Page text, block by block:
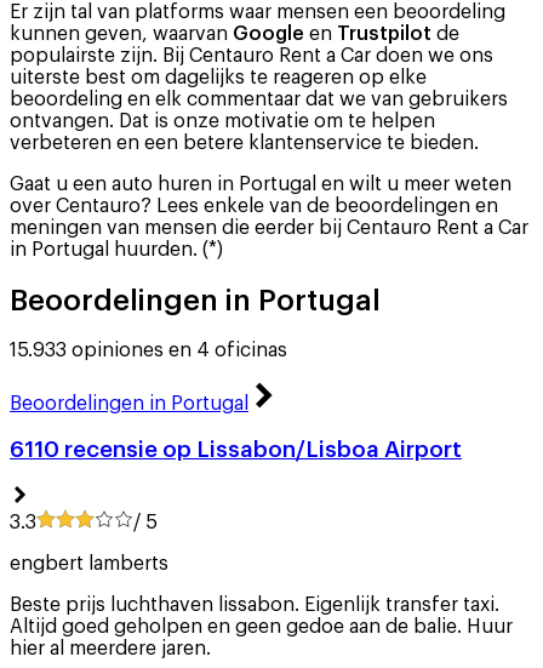
Er zijn tal van platforms waar mensen een beoordeling
kunnen geven, waarvan Google en Trustpilot de
populairste zijn. Bij Centauro Rent a Car doen we ons
uiterste best om dagelijks te reageren op elke
beoordeling en elk commentaar dat we van gebruikers
ontvangen. Dat is onze motivatie om te helpen
verbeteren en een betere klantenservice te bieden.
Gaat u een auto huren in Portugal en wilt u meer weten
over Centauro? Lees enkele van de beoordelingen en
meningen van mensen die eerder bij Centauro Rent a Car
in Portugal huurden. (*)
Beoordelingen in Portugal
15.933 opiniones en 4 oficinas
Beoordelingen in Portugal
6110 recensie op Lissabon/Lisboa Airport
3.3 / 5
engbert lamberts
Beste prijs luchthaven lissabon. Eigenlijk transfer taxi.
Altijd goed geholpen en geen gedoe aan de balie. Huur
hier al meerdere jaren.